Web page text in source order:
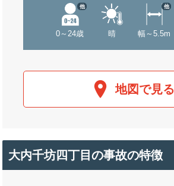
0～24歳
他
晴 幅～5.5m
他
地図で見る
大内千坊四丁目の事故の特徴